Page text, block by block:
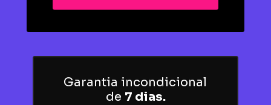
Garantia incondicional
de 7 dias.